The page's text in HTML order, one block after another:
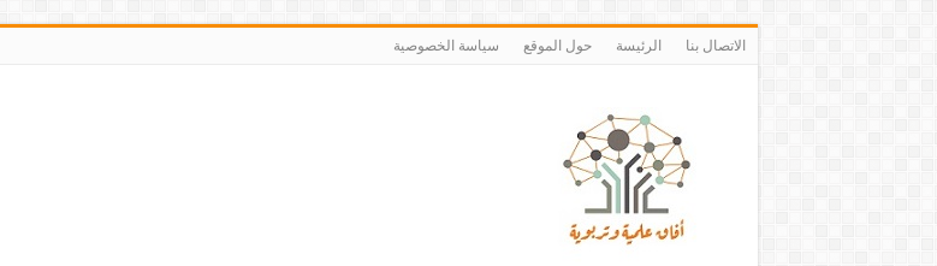
الاتصال بنا الرئيسة حول الموقع سياسة الخصوصية